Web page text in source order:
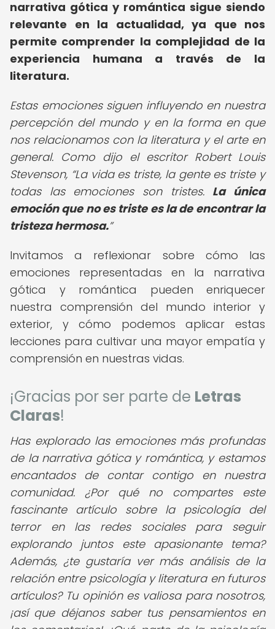
narrativa gótica y romántica sigue siendo
relevante en la actualidad, ya que nos
permite comprender la complejidad de la
experiencia humana a través de la
literatura.
Estas emociones siguen influyendo en nuestra
percepción del mundo y en la forma en que
nos relacionamos con la literatura y el arte en
general. Como dijo el escritor Robert Louis
Stevenson, La vida es triste, la gente es triste y
todas las emociones son tristes. La única
emoción que no es triste es la de encontrar la
tristeza hermosa.
Invitamos a reflexionar sobre cómo las
emociones representadas en la narrativa
gótica y romántica pueden enriquecer
nuestra comprensión del mundo interior y
exterior, y cómo podemos aplicar estas
lecciones para cultivar una mayor empatía y
comprensión en nuestras vidas.
¡Gracias por ser parte de Letras
Claras!
Has explorado las emociones más profundas
de la narrativa gótica y romántica, y estamos
encantados de contar contigo en nuestra
comunidad. ¿Por qué no compartes este
fascinante artículo sobre la psicología del
terror en las redes sociales para seguir
explorando juntos este apasionante tema?
Además, ¿te gustaría ver más análisis de la
relación entre psicología y literatura en futuros
artículos? Tu opinión es valiosa para nosotros,
¡así que déjanos saber tus pensamientos en